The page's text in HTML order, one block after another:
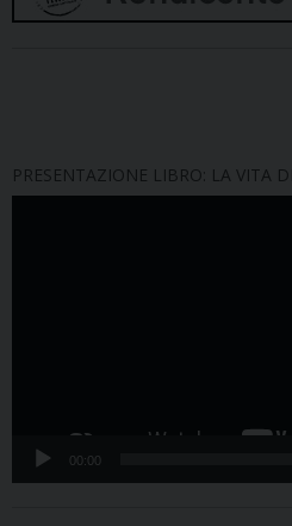
PRESENTAZIONE LIBRO: LA VITA
00:00